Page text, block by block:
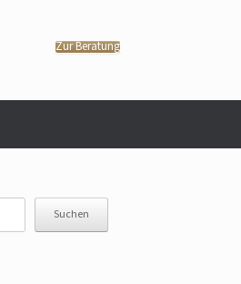
Zur Beratung
Suchen